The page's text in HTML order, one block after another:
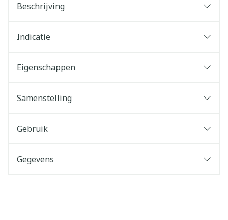
Beschrijving
Indicatie
Eigenschappen
Samenstelling
Gebruik
Gegevens